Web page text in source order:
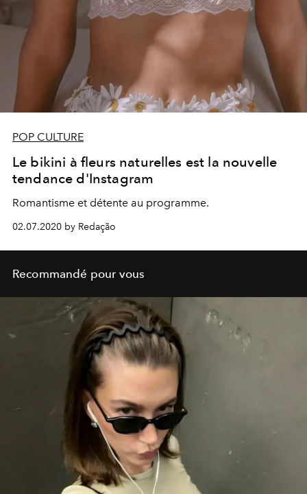
POP CULTURE
Le bikini à fleurs naturelles est la nouvelle
tendance d'Instagram
Romantisme et détente au programme.
02.07.2020 by Redação
Recommandé pour vous